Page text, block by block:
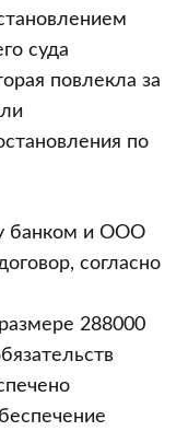
суда
повлекла за
по
банком и ООО
согласно
288000